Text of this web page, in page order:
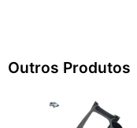
Outros Produtos